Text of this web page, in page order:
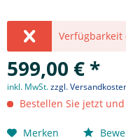
Verfügbarkeit
599,00 € *
inkl. MwSt.zzgl.
Bestellen Sie jetzt
Merken